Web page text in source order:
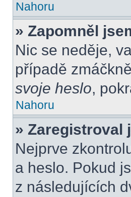
Nahoru
» Zapomněl
Nic se neděje,
případě
svoje heslo,
Nahoru
» Zaregistroval
Nejprve
a heslo. Pokud
z následujících